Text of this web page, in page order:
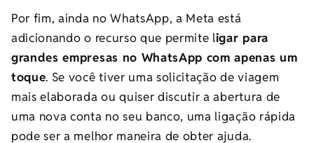
Por fim, ainda no WhatsApp, a Meta está
adicionando o recurso que permite ligar para
grandes empresas no WhatsApp com apenas um
toque. Se você tiver uma solicitação de viagem
mais elaborada ou quiser discutir a abertura de
uma nova conta no seu banco, uma ligação rápida
pode ser a melhor maneira de obter ajuda.